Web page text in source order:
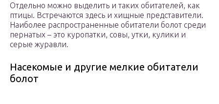
Отдельно можно выделить и таких обитателей, как
птицы. Встречаются здесь и хищные представители.
Наиболее распространенные обитатели болот среди
пернатых – это куропатки, совы, утки, кулики и
серые журавли.
Насекомые и другие мелкие обитатели
болот